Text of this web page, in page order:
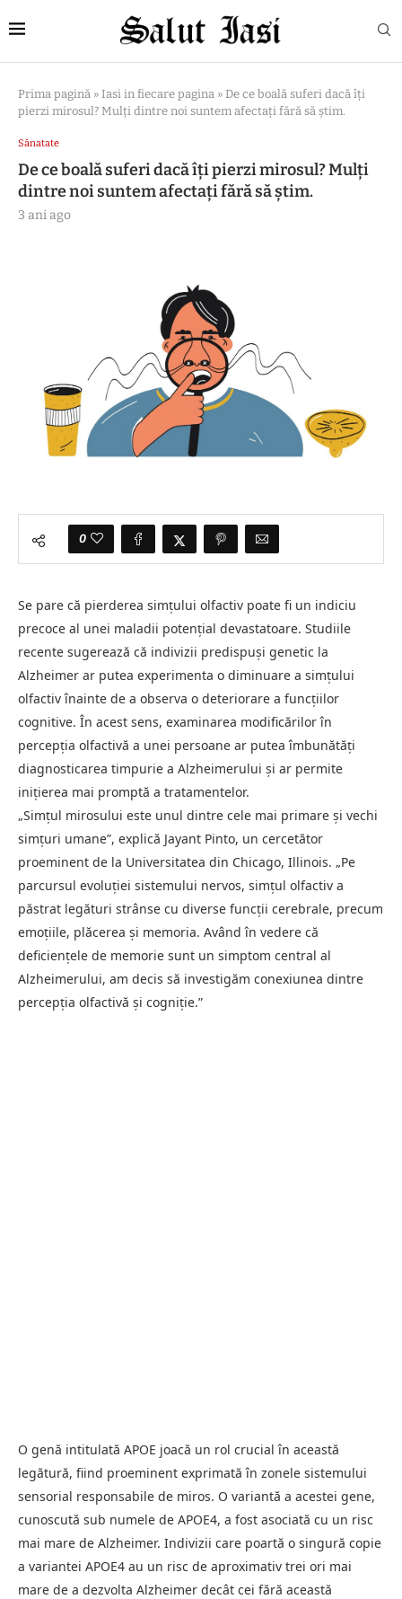
Prima pagină » Iasi in fiecare pagina » De ce boală suferi dacă îți
pierzi mirosul? Mulți dintre noi suntem afectați fără să știm.
Sănatate
De ce boală suferi dacă îți pierzi mirosul? Mulți
dintre noi suntem afectați fără să știm.
3 ani ago
0
Se pare că pierderea simțului olfactiv poate fi un indiciu
precoce al unei maladii potențial devastatoare. Studiile
recente sugerează că indivizii predispuși genetic la
Alzheimer ar putea experimenta o diminuare a simțului
olfactiv înainte de a observa o deteriorare a funcțiilor
cognitive. În acest sens, examinarea modificărilor în
percepția olfactivă a unei persoane ar putea îmbunătăți
diagnosticarea timpurie a Alzheimerului și ar permite
inițierea mai promptă a tratamentelor.
„Simțul mirosului este unul dintre cele mai primare și vechi
simțuri umane”, explică Jayant Pinto, un cercetător
proeminent de la Universitatea din Chicago, Illinois. „Pe
parcursul evoluției sistemului nervos, simțul olfactiv a
păstrat legături strânse cu diverse funcții cerebrale, precum
emoțiile, plăcerea și memoria. Având în vedere că
deficiențele de memorie sunt un simptom central al
Alzheimerului, am decis să investigăm conexiunea dintre
percepția olfactivă și cogniție.”
O genă intitulată APOE joacă un rol crucial în această
legătură, fiind proeminent exprimată în zonele sistemului
sensorial responsabile de miros. O variantă a acestei gene,
cunoscută sub numele de APOE4, a fost asociată cu un risc
mai mare de Alzheimer. Indivizii care poartă o singură copie
a variantei APOE4 au un risc de aproximativ trei ori mai
mare de a dezvolta Alzheimer decât cei fără această